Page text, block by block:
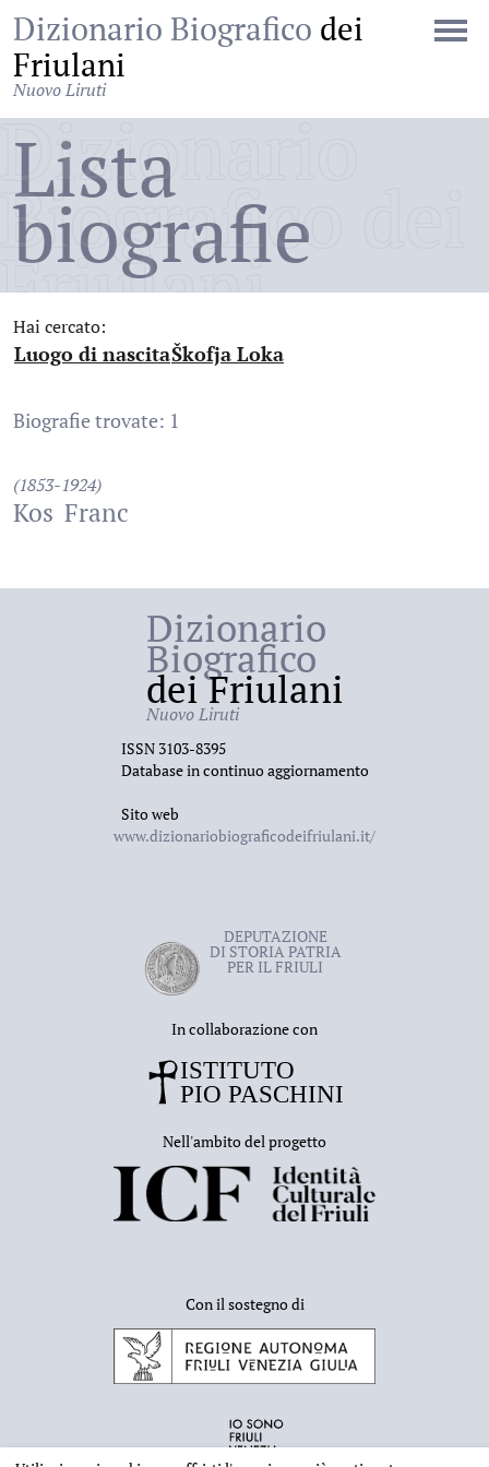
Dizionario Biografico dei
Friulani
Nuovo Liruti
Dizionario
Biografico dei
Friulani
Lista
biografie
Hai cercato:
Luogo di nascita
:Škofja Loka
Biografie trovate: 1
(1853-1924)
Kos Franc
Dizionario
Biografico
dei Friulani
Nuovo Liruti
ISSN 3103-8395
Database in continuo aggiornamento
Sito web
www.dizionariobiograficodeifriulani.it/
DEPUTAZIONE
DI STORIA PATRIA
PER IL FRIULI
In collaborazione con
Nell'ambito del progetto
Con il sostegno di